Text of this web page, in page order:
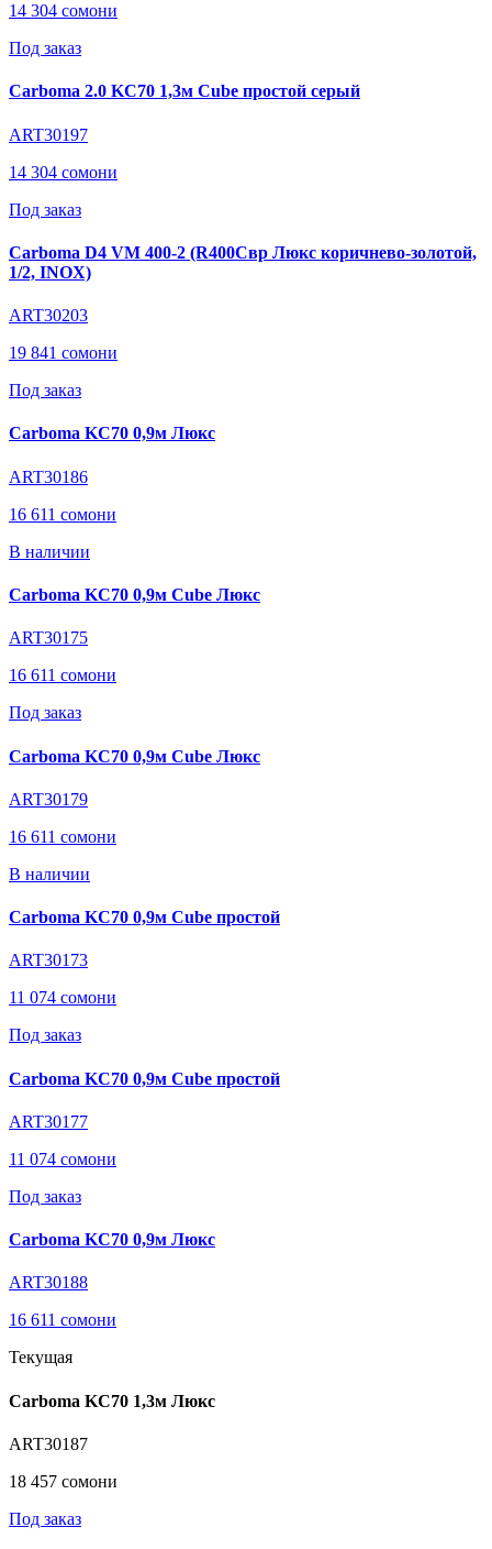
14 304 сомони
Под заказ
Carboma 2.0 KC70 1,3м Cube простой серый
ART30197
14 304 сомони
Под заказ
Carboma D4 VM 400-2 (R400Cвр Люкс коричнево-золотой,
1/2, INOX)
ART30203
19 841 сомони
Под заказ
Carboma KC70 0,9м Люкс
ART30186
16 611 сомони
В наличии
Carboma KC70 0,9м Cube Люкс
ART30175
16 611 сомони
Под заказ
Carboma KC70 0,9м Cube Люкс
ART30179
16 611 сомони
В наличии
Carboma KC70 0,9м Cube простой
ART30173
11 074 сомони
Под заказ
Carboma KC70 0,9м Cube простой
ART30177
11 074 сомони
Под заказ
Carboma KC70 0,9м Люкс
ART30188
16 611 сомони
Текущая
Carboma KC70 1,3м Люкс
ART30187
18 457 сомони
Под заказ